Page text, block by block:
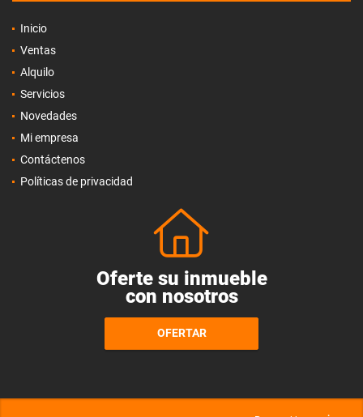
Inicio
Ventas
Alquilo
Servicios
Novedades
Mi empresa
Contáctenos
Políticas de privacidad
Oferte su inmueble
con nosotros
OFERTAR